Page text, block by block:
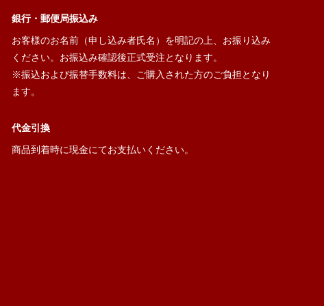
銀行・郵便局振込み
お客様のお名前（申し込み者氏名）を明記の上、お振り込み
ください。お振込み確認後正式受注となります。
※振込および振替手数料は、ご購入された方のご負担となり
ます。
代金引換
商品到着時に現金にてお支払いください。